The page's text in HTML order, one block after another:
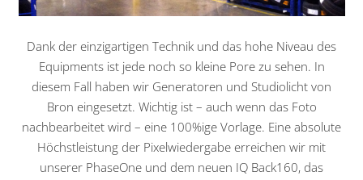
Dank der einzigartigen Technik und das hohe Niveau des
Equipments ist jede noch so kleine Pore zu sehen. In
diesem Fall haben wir Generatoren und Studiolicht von
Bron eingesetzt. Wichtig ist – auch wenn das Foto
nachbearbeitet wird – eine 100%ige Vorlage. Eine absolute
Höchstleistung der Pixelwiedergabe erreichen wir mit
unserer PhaseOne und dem neuen IQ Back160, das